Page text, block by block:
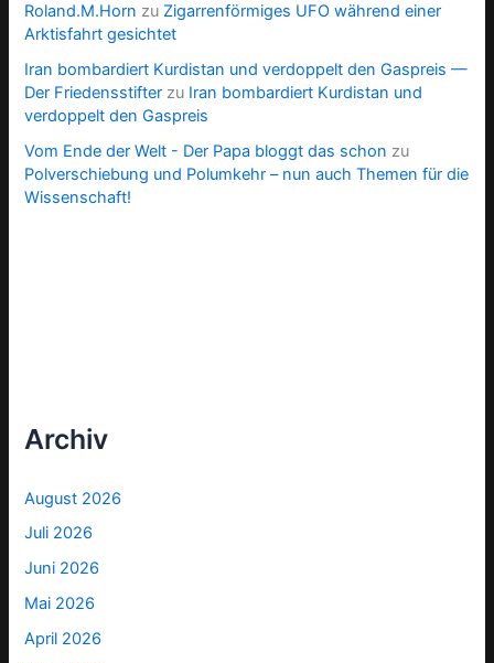
Roland.M.Horn zu Zigarrenförmiges UFO während einer
Arktisfahrt gesichtet
Iran bombardiert Kurdistan und verdoppelt den Gaspreis —
Der Friedensstifter zu Iran bombardiert Kurdistan und
verdoppelt den Gaspreis
Vom Ende der Welt - Der Papa bloggt das schon zu
Polverschiebung und Polumkehr – nun auch Themen für die
Wissenschaft!
Archiv
August 2026
Juli 2026
Juni 2026
Mai 2026
April 2026